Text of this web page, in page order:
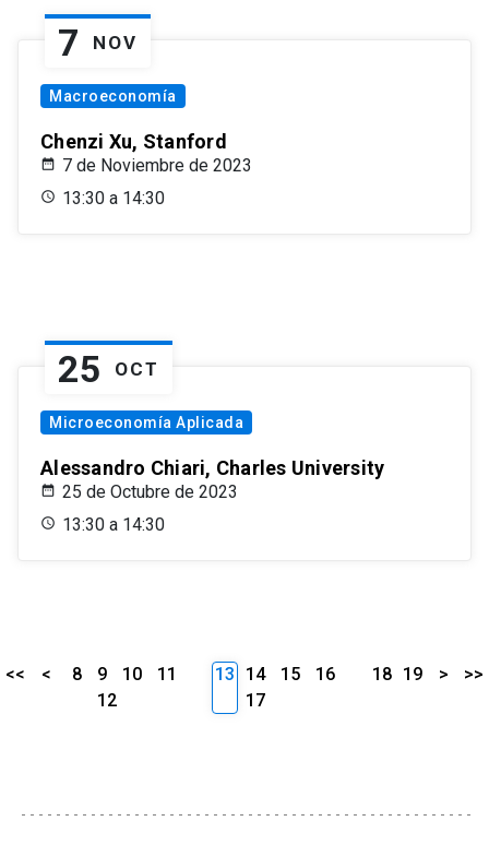
7 NOV
Macroeconomía
Chenzi Xu, Stanford
7 de Noviembre de 2023
13:30 a 14:30
25 OCT
Microeconomía Aplicada
Alessandro Chiari, Charles University
25 de Octubre de 2023
13:30 a 14:30
<< < 8 9 10
11
12
13 14 15
16
17
18 19 > >>